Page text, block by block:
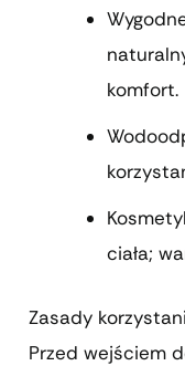
komfort.
ciała;
Zasady
Przed wejściem